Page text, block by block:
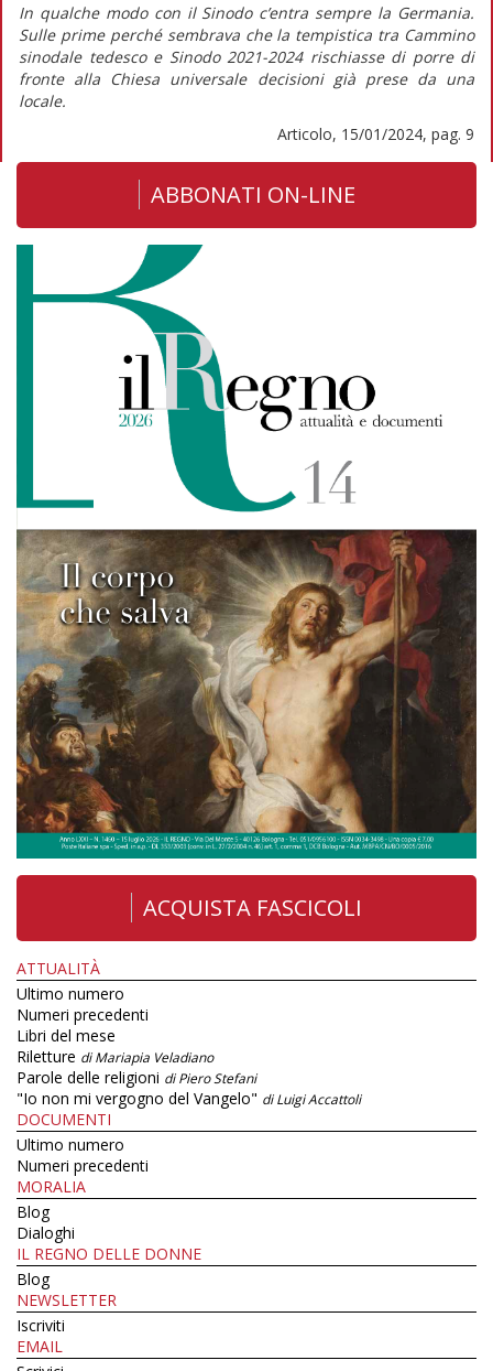
In qualche modo con il Sinodo c’entra sempre la Germania.
Sulle prime perché sembrava che la tempistica tra Cammino
sinodale tedesco e Sinodo 2021-2024 rischiasse di porre di
fronte alla Chiesa universale decisioni già prese da una
locale.
Articolo, 15/01/2024, pag. 9
ABBONATI ON-LINE
ACQUISTA FASCICOLI
ATTUALITÀ
Ultimo numero
Numeri precedenti
Libri del mese
Riletture di Mariapia Veladiano
Parole delle religioni di Piero Stefani
"Io non mi vergogno del Vangelo" di Luigi Accattoli
DOCUMENTI
Ultimo numero
Numeri precedenti
MORALIA
Blog
Dialoghi
IL REGNO DELLE DONNE
Blog
NEWSLETTER
Iscriviti
EMAIL